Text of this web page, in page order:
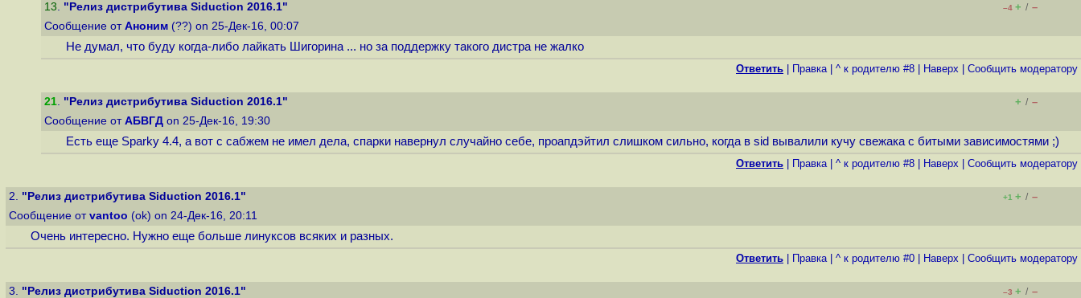
13. "Релиз дистрибутива Siduction 2016.1" –4 + / –
Сообщение от Аноним (??) on 25-Дек-16, 00:07
Не думал, что буду когда-либо лайкать Шигорина ... но за поддержку такого дистра не жалко
Ответить Правка| ^ к родителю #8 Наверх Cообщить модератору
21. "Релиз дистрибутива Siduction 2016.1" + / –
Сообщение от АБВГД on 25-Дек-16, 19:30
Есть еще Sparky 4.4, а вот с сабжем не имел дела, спарки навернул случайно себе, проапдэйтил слишком сильно, когда в sid вывалили кучу свежака с битыми зависимостями ;)
Ответить Правка| ^ к родителю #8 Наверх Cообщить модератору
2. "Релиз дистрибутива Siduction 2016.1" +1 + / –
Сообщение от vantoo (ok) on 24-Дек-16, 20:11
Очень интересно. Нужно еще больше линуксов всяких и разных.
Ответить Правка| ^ к родителю #0 Наверх Cообщить модератору
3. "Релиз дистрибутива Siduction 2016.1" –3 + / –